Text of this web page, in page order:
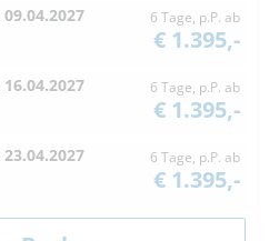
09.04.2027 6 Tage, p.P. ab
€ 1.395,-
16.04.2027 6 Tage, p.P. ab
€ 1.395,-
23.04.2027 6 Tage, p.P. ab
€ 1.395,-